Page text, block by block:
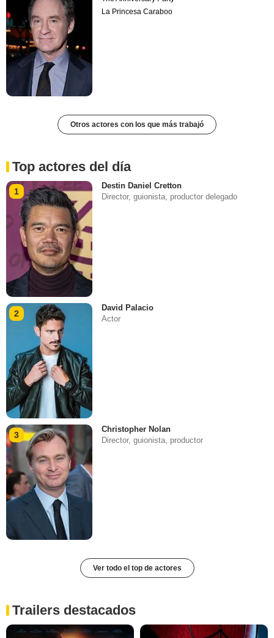
La Princesa Caraboo
Otros actores con los que más trabajó
Top actores del día
1
Destin Daniel Cretton
Director, guionista, productor delegado
2
David Palacio
Actor
3
Christopher Nolan
Director, guionista, productor
Ver todo el top de actores
Trailers destacados